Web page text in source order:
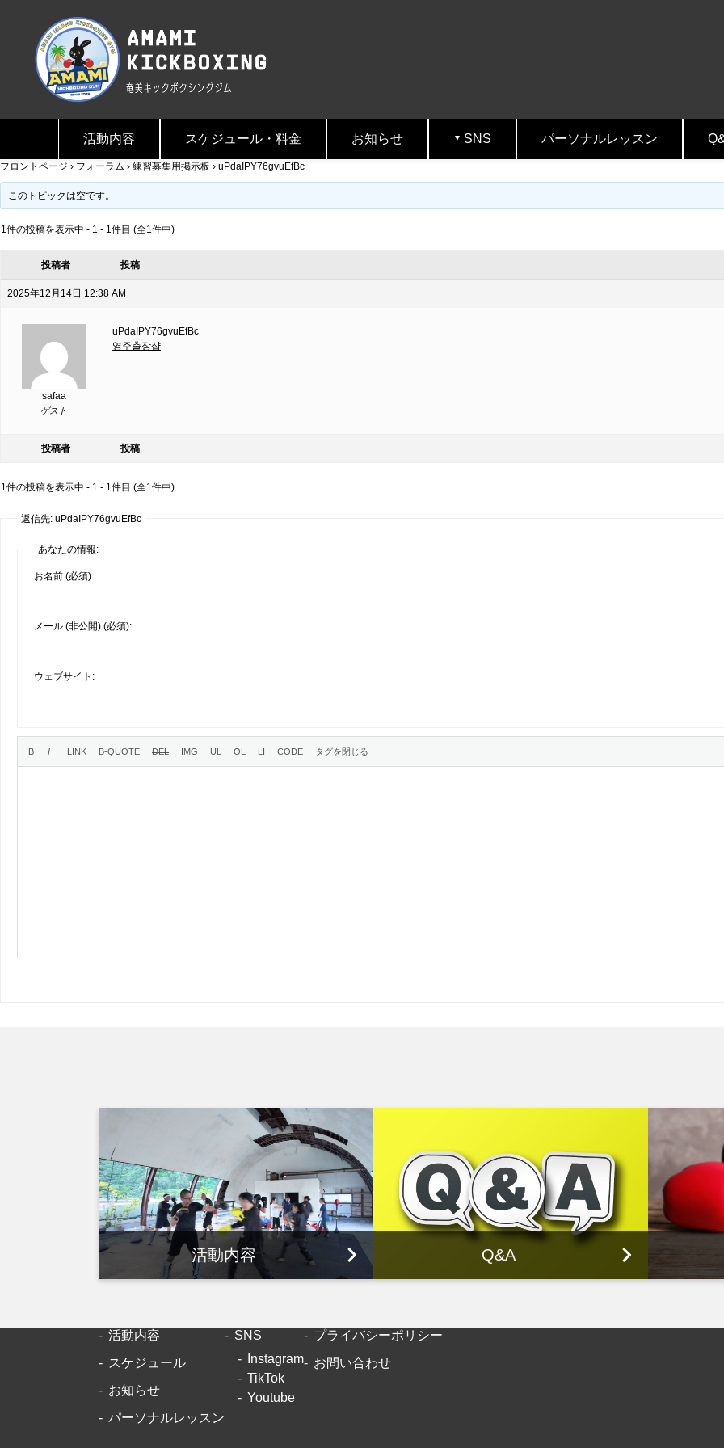
活動内容 スケジュール・料金 お知らせ SNS パーソナルレッスン
フロントページ › フォーラム › 練習募集用掲示板 › uPdaIPY76gvuEfBc
このトピックは空です。
1件の投稿を表示中 - 1 - 1件目 (全1件中)
投稿者 投稿
2025年12月14日 12:38 AM
safaa
ゲスト
uPdaIPY76gvuEfBc
영주출장샵
投稿者 投稿
1件の投稿を表示中 - 1 - 1件目 (全1件中)
返信先: uPdaIPY76gvuEfBc
あなたの情報:
お名前 (必須)
メール (非公開) (必須):
ウェブサイト:
活動内容 Q&A
活動内容
スケジュール
お知らせ
パーソナルレッスン
SNS
Instagram
TikTok
Youtube
プライバシーポリシー
お問い合わせ